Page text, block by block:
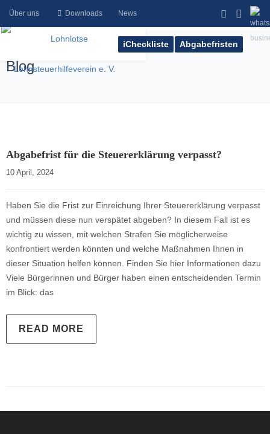
Abgabefristen
iCheckliste
Über uns Downloads News
Blog
Abgabefrist für die Steuererklärung verpasst?
10 April, 2024
Haben Sie die Frist zur Einreichung Ihrer Steuererklärung verpasst
und müssen diese nun verspätet abgeben? In diesem Fall ist es
wichtig zu wissen, mit welchen Strafen Sie möglicherweise
konfrontiert werden könnten und welche Maßnahmen Ihnen in
dieser Situation helfen können. Finden Sie hier Informationen dazu
Viele Bürgerinnen und Bürger haben einen entscheidenden Termin
im Blick: das
READ MORE